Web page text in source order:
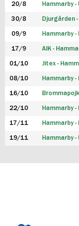
20/8 Hammarby -
30/8 Djurgården
09/9 Hammarby -
17/9 AIK -
01/10 Jitex -
08/10 Hammarby -
16/10
22/10 Hammarby -
17/11 Hammarby -
19/11 Hammarby -